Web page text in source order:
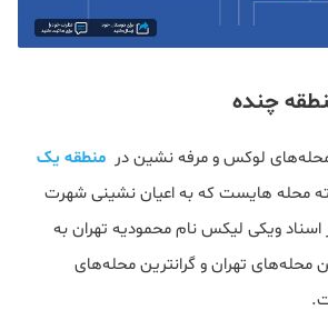
چنده
لوکس و مرفه نشین در منطقه یک
محله هایست که به اعیان نشینی شهرت
ویکی لیکس نام محمودیه تهران به
محله‌های تهران و گرانترین محله‌های